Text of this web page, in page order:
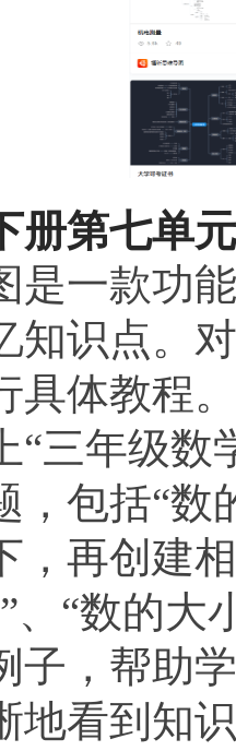
册第七单
是一款功
知识点。
具体教程
“三年级数
，包括“数
，再创建
、“数的大
子，帮助
地看到知